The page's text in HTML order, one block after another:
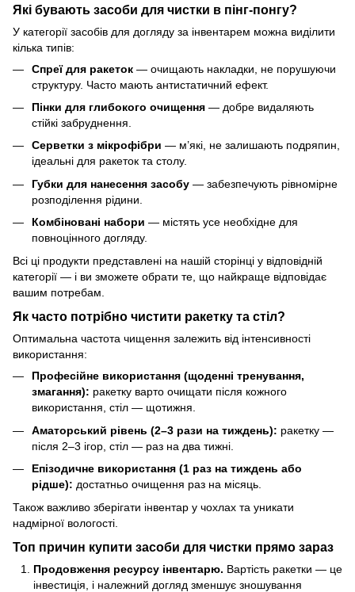
Які бувають засоби для чистки в пінг-понгу?
У категорії засобів для догляду за інвентарем можна виділити
кілька типів:
Спреї для ракеток — очищають накладки, не порушуючи
структуру. Часто мають антистатичний ефект.
Пінки для глибокого очищення — добре видаляють
стійкі забруднення.
Серветки з мікрофібри — м’які, не залишають подряпин,
ідеальні для ракеток та столу.
Губки для нанесення засобу — забезпечують рівномірне
розподілення рідини.
Комбіновані набори — містять усе необхідне для
повноцінного догляду.
Всі ці продукти представлені на нашій сторінці у відповідній
категорії — і ви зможете обрати те, що найкраще відповідає
вашим потребам.
Як часто потрібно чистити ракетку та стіл?
Оптимальна частота чищення залежить від інтенсивності
використання:
Професійне використання (щоденні тренування,
змагання): ракетку варто очищати після кожного
використання, стіл — щотижня.
Аматорський рівень (2–3 рази на тиждень): ракетку —
після 2–3 ігор, стіл — раз на два тижні.
Епізодичне використання (1 раз на тиждень або
рідше): достатньо очищення раз на місяць.
Також важливо зберігати інвентар у чохлах та уникати
надмірної вологості.
Топ причин купити засоби для чистки прямо зараз
Продовження ресурсу інвентарю. Вартість ракетки — це
інвестиція, і належний догляд зменшує зношування